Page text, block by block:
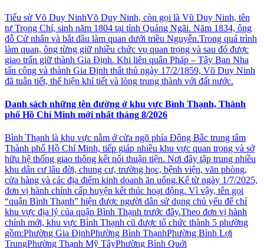
Tiểu sử Võ Duy NinhVõ Duy Ninh, còn gọi là Vũ Duy Ninh, tên
tự Trọng Chí, sinh năm 1804 tại tỉnh Quảng Ngãi. Năm 1834, ông
đỗ Cử nhân và bắt đầu làm quan dưới triều Nguyễn.Trong quá trình
làm quan, ông từng giữ nhiều chức vụ quan trọng và sau đó được
giao trấn giữ thành Gia Định. Khi liên quân Pháp – Tây Ban Nha
tấn công và thành Gia Định thất thủ ngày 17/2/1859, Võ Duy Ninh
đã tuẫn tiết, thể hiện khí tiết và lòng trung thành với đất nước.
Danh sách những tên đường ở khu vực Bình Thạnh, Thành
phố Hồ Chí Minh mới nhất tháng 8/2026
Bình Thạnh là khu vực nằm ở cửa ngõ phía Đông Bắc trung tâm
Thành phố Hồ Chí Minh, tiếp giáp nhiều khu vực quan trọng và sở
hữu hệ thống giao thông kết nối thuận tiện. Nơi đây tập trung nhiều
khu dân cư lâu đời, chung cư, trường học, bệnh viện, văn phòng,
cửa hàng và các địa điểm kinh doanh ăn uống.Kể từ ngày 1/7/2025,
đơn vị hành chính cấp huyện kết thúc hoạt động. Vì vậy, tên gọi
“quận Bình Thạnh” hiện được người dân sử dụng chủ yếu để chỉ
khu vực địa lý của quận Bình Thạnh trước đây.Theo đơn vị hành
chính mới, khu vực Bình Thạnh cũ được tổ chức thành 5 phường
gồm:Phường Gia ĐịnhPhường Bình ThạnhPhường Bình Lợi
TrungPhường Thạnh Mỹ TâyPhường Bình Quới